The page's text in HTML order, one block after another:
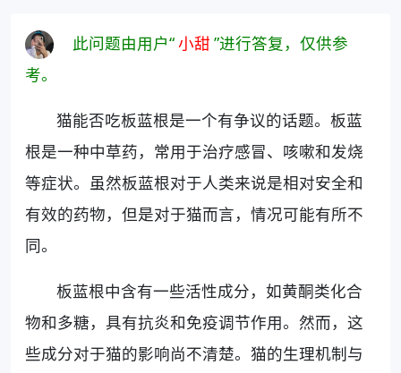
此问题由用户“小甜 ”进行答复，仅供参
考。
猫能否吃板蓝根是一个有争议的话题。板蓝
根是一种中草药，常用于治疗感冒、咳嗽和发烧
等症状。虽然板蓝根对于人类来说是相对安全和
有效的药物，但是对于猫而言，情况可能有所不
同。
板蓝根中含有一些活性成分，如黄酮类化合
物和多糖，具有抗炎和免疫调节作用。然而，这
些成分对于猫的影响尚不清楚。猫的生理机制与